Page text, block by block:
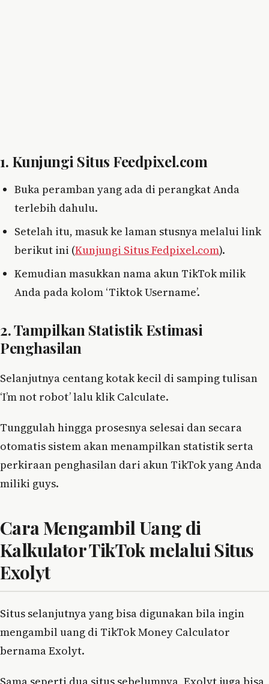
1. Kunjungi Situs Feedpixel.com
Buka peramban yang ada di perangkat Anda
terlebih dahulu.
Setelah itu, masuk ke laman stusnya melalui link
berikut ini (Kunjungi Situs Fedpixel.com).
Kemudian masukkan nama akun TikTok milik
Anda pada kolom ‘Tiktok Username’.
2. Tampilkan Statistik Estimasi
Penghasilan
Selanjutnya centang kotak kecil di samping tulisan
‘I’m not robot’ lalu klik Calculate.
Tunggulah hingga prosesnya selesai dan secara
otomatis sistem akan menampilkan statistik serta
perkiraan penghasilan dari akun TikTok yang Anda
miliki guys.
Cara Mengambil Uang di
Kalkulator TikTok melalui Situs
Exolyt
Situs selanjutnya yang bisa digunakan bila ingin
mengambil uang di TikTok Money Calculator
bernama Exolyt.